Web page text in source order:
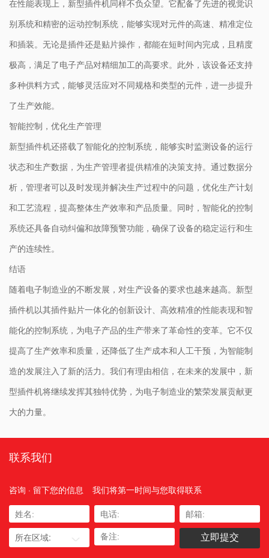
在性能表现上，新型插件机同样不负众望。它配备了先进的视觉识
别系统和精密的运动控制系统，能够实现对元件的高速、精准定位
和插装。无论是插件还是贴片操作，都能在短时间内完成，且精度
极高，满足了电子产品对精细加工的高要求。此外，该设备还支持
多种供料方式，能够灵活应对不同规格和类型的元件，进一步提升
了生产效能。
智能控制，优化生产管理
新型插件机还搭载了智能化的控制系统，能够实时监测设备的运行
状态和生产数据，为生产管理者提供精准的决策支持。通过数据分
析，管理者可以及时发现并解决生产过程中的问题，优化生产计划
和工艺流程，提高整体生产效率和产品质量。同时，智能化的控制
系统还具备自动纠偏和故障预警功能，确保了设备的稳定运行和生
产的连续性。
结语
随着电子制造业的不断发展，对生产设备的要求也越来越高。新型
插件机以其插件贴片一体化的创新设计、高效精准的性能表现和智
能化的控制系统，为电子产品的生产带来了革命性的变革。它不仅
提高了生产效率和质量，还降低了生产成本和人工干预，为智能制
造的发展注入了新的活力。我们有理由相信，在未来的发展中，新
型插件机将继续发挥其独特优势，为电子制造业的繁荣发展贡献更
大的力量。
联系我们
咨询 · 留下您的信息 我们将第一时间与您取得联系
所在区域: